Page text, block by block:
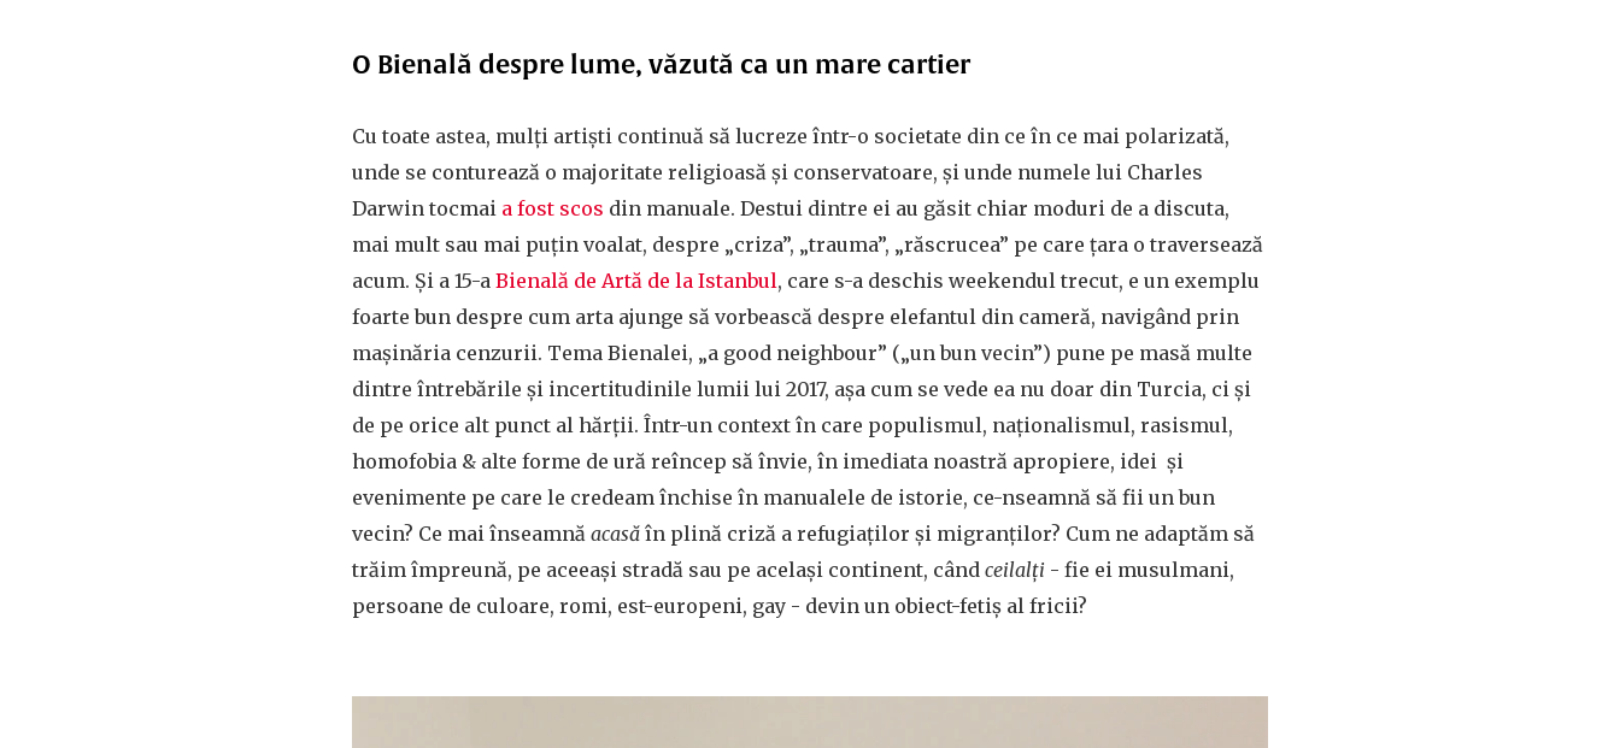
O Bienală despre lume, văzută ca un mare cartier
Cu toate astea, mulți artiști continuă să lucreze într-o societate din ce în ce mai polarizată,
unde se conturează o majoritate religioasă și conservatoare, și unde numele lui Charles
Darwin tocmai a fost scos din manuale. Destui dintre ei au găsit chiar moduri de a discuta,
mai mult sau mai puțin voalat, despre „criza”, „trauma”, „răscrucea” pe care țara o traversează
acum. Și a 15-a Bienală de Artă de la Istanbul, care s-a deschis weekendul trecut, e un exemplu
foarte bun despre cum arta ajunge să vorbească despre elefantul din cameră, navigând prin
mașinăria cenzurii. Tema Bienalei, „a good neighbour” („un bun vecin”) pune pe masă multe
dintre întrebările și incertitudinile lumii lui 2017, așa cum se vede ea nu doar din Turcia, ci și
de pe orice alt punct al hărții. Într-un context în care populismul, naționalismul, rasismul,
homofobia & alte forme de ură reîncep să învie, în imediata noastră apropiere, idei și
evenimente pe care le credeam închise în manualele de istorie, ce-nseamnă să fii un bun
vecin? Ce mai înseamnă acasă în plină criză a refugiaților și migranților? Cum ne adaptăm să
trăim împreună, pe aceeași stradă sau pe același continent, când ceilalți - fie ei musulmani,
persoane de culoare, romi, est-europeni, gay - devin un obiect-fetiș al fricii?